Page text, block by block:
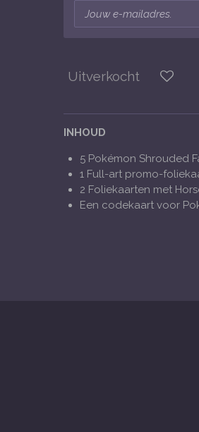
Uitverkocht
INHOUD
5 Pokémon Shrouded
1 Full-art promo-
2 Foliekaarten met
Een codekaart voor